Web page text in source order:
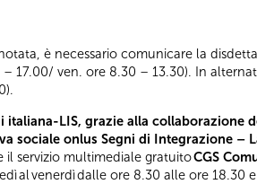
è necessario comunicare la
17.00/ ven. ore 8.30 – 13.30). In
LIS, grazie alla collaborazione
sociale onlus Segni di Integrazione –
il servizio multimediale gratuitoCGS
al venerdì dalle ore 8.30 alle ore 18.30